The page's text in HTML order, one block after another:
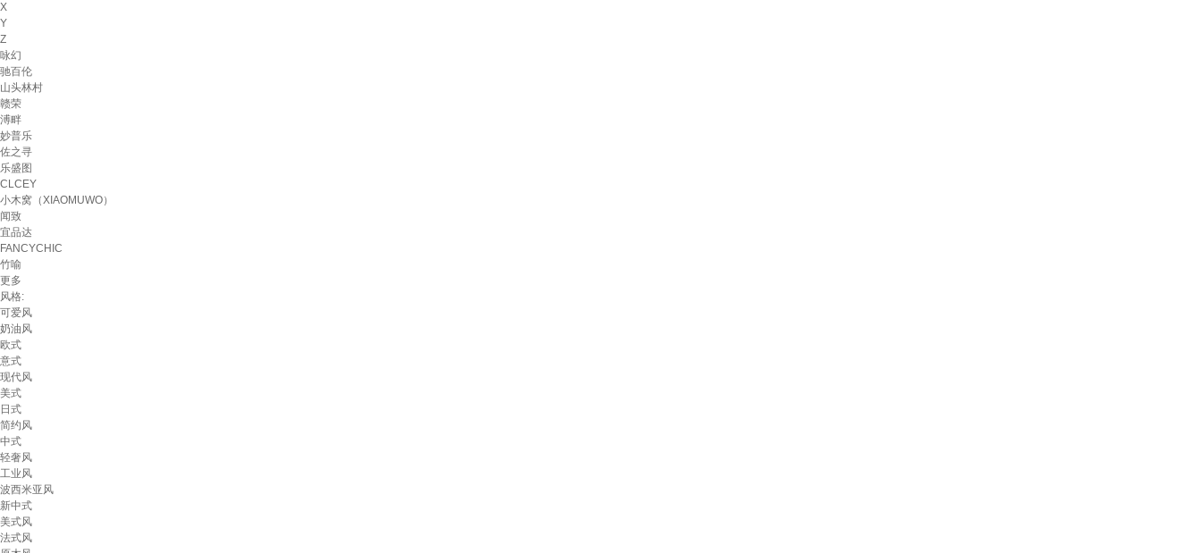
X
Y
Z
咏幻
驰百伦
山头林村
赣荣
溥畔
妙普乐
佐之寻
乐盛图
CLCEY
小木窝（XIAOMUWO）
闻致
宜品达
FANCYCHIC
竹喻
更多
风格:
可爱风
奶油风
欧式
意式
现代风
美式
日式
简约风
中式
轻奢风
工业风
波西米亚风
新中式
美式风
法式风